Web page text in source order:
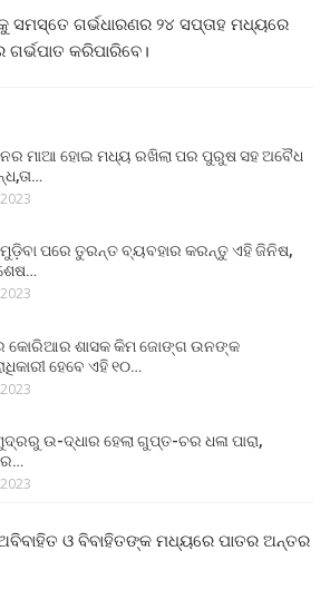
ସମସ୍ତେ ଗର୍ଭଧାରଣର ୨୪ ସପ୍ତାହ ମଧ୍ୟରେ
କରିପାରିବେ।
ମାଆ ହୋଇ ମଧ୍ୟ ରଖିଲା ପର ପୁରୁଷ ସହ ଅବୈଧ
ପରେ ତୁରନ୍ତ ବ୍ୟବହାର କରନ୍ତୁ ଏହି ଜିନିଷ,
କୋରିଆର ଶାସକ କିମ ଜୋଙ୍ଗ ଉନଙ୍କ
ହେବେ ଏହି ୧୦…
ଉ-ଦ୍ଧାର ହେଲା ଗୁପ୍ତ-ଚର ଧଳା ପାରା,
ଓ ବିବାହିତଙ୍କ ମଧ୍ୟରେ ପାତର ଅନ୍ତର